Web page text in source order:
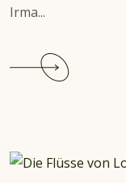
Irma...
Creatures